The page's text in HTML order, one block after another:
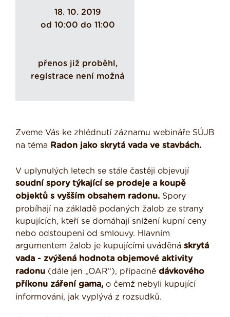
18. 10. 2019
od 10:00 do 11:00
přenos již proběhl,
registrace není možná
Zveme Vás ke zhlédnutí záznamu webináře SÚJB
na téma Radon jako skrytá vada ve stavbách.
V uplynulých letech se stále častěji objevují
soudní spory týkající se prodeje a koupě
objektů s vyšším obsahem radonu. Spory
probíhají na základě podaných žalob ze strany
kupujících, kteří se domáhají snížení kupní ceny
nebo odstoupení od smlouvy. Hlavním
argumentem žalob je kupujícími uváděná skrytá
vada - zvýšená hodnota objemové aktivity
radonu (dále jen „OAR“), případně dávkového
příkonu záření gama, o čemž nebyli kupující
informováni, jak vyplývá z rozsudků.